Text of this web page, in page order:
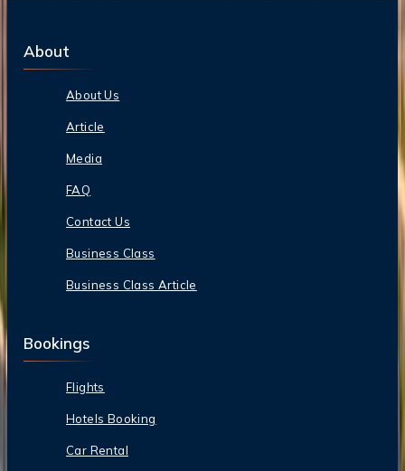
About
About Us
Article
Media
FAQ
Contact Us
Business Class
Business Class Article
Bookings
Flights
Hotels Booking
Car Rental